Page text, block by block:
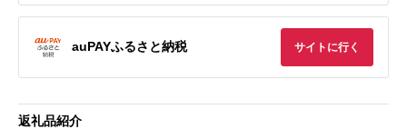
auPAYふるさと納税 サイトに行く
返礼品紹介